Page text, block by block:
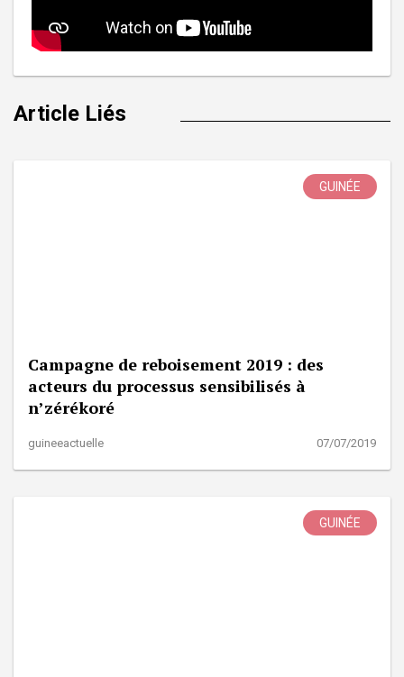
Article Liés
GUINÉE
Campagne de reboisement 2019 : des
acteurs du processus sensibilisés à
n’zérékoré
guineeactuelle 07/07/2019
GUINÉE